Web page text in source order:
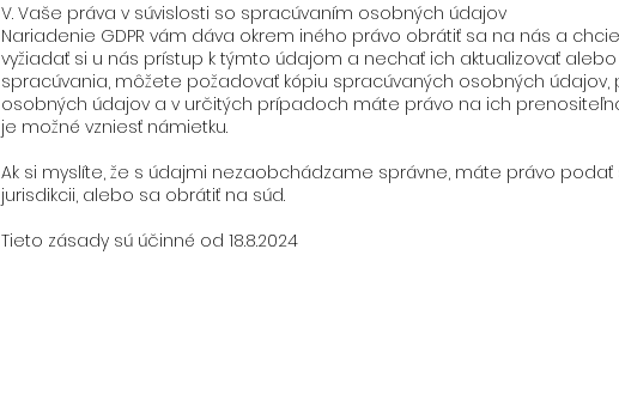
V. Vaše práva v súvislosti so spracúvaním osobných údajov
Nariadenie GDPR vám dáva okrem iného právo obrátiť sa na nás a
vyžiadať si u nás prístup k týmto údajom a nechať ich aktualizovať
spracúvania, môžete požadovať kópiu spracúvaných osobných
osobných údajov a v určitých prípadoch máte právo na ich
je možné vzniesť námietku.
Ak si myslíte, že s údajmi nezaobchádzame správne, máte právo
jurisdikcii, alebo sa obrátiť na súd.
Tieto zásady sú účinné od 18.8.2024